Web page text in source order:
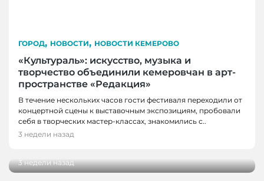
ГОРОД, НОВОСТИ, НОВОСТИ КЕМЕРОВО
«Культураль»: искусство, музыка и
творчество объединили кемеровчан в арт-
пространстве «Редакция»
В течение нескольких часов гости фестиваля переходили от
концертной сцены к выставочным экспозициям, пробовали
себя в творческих мастер-классах, знакомились с..
3 недели назад
ГОРОД
Летние веранды Кемерова: ещё шесть мест,
3 недели назад
АТМОСФЕРА
современная жилая среда